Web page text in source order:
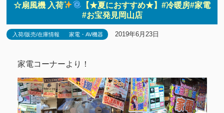
☆扇風機 入荷
【★夏におすすめ★】#冷暖房#家電
#お宝発見岡山店
入荷/販売/在庫情報 家電・AV機器 2019年6月23日
家電コーナーより！